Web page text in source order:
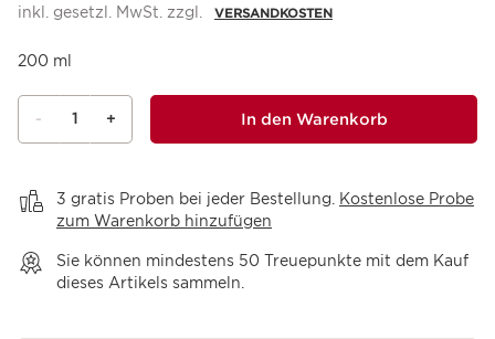
inkl. gesetzl. MwSt. zzgl. VERSANDKOSTEN
200 ml
- 1 + In den Warenkorb
3 gratis Proben bei jeder Bestellung. Kostenlose Probe
zum Warenkorb hinzufügen
Sie können mindestens 50 Treuepunkte mit dem Kauf
dieses Artikels sammeln.